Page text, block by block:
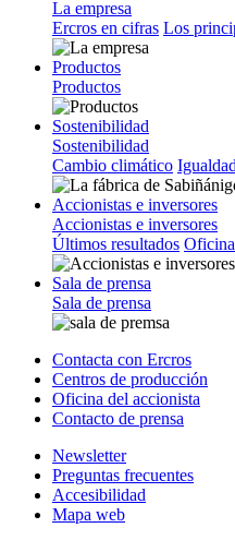
La empresa
Ercros en cifras Los
Productos
Productos
Sostenibilidad
Sostenibilidad
Cambio climático
Accionistas e inversores
Accionistas e inversores
Últimos resultados
Sala de prensa
Sala de prensa
Contacta con Ercros
Centros de producción
Oficina del accionista
Contacto de prensa
Newsletter
Preguntas frecuentes
Accesibilidad
Mapa web